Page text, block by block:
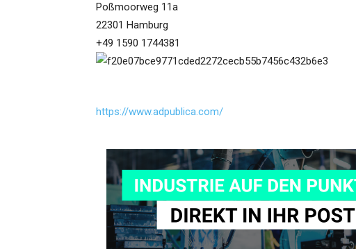
Poßmoorweg 11a
22301 Hamburg
+49 1590 1744381
https://www.adpublica.com/